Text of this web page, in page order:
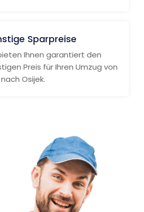
Sparpreise
Ihnen garantiert den
Preis für Ihren Umzug von
Osijek.